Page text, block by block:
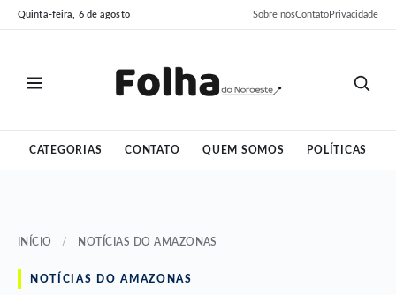
Pular
para
Pular
para
Quinta-feira, 6 de agosto Sobre nósContatoPrivacidade
CATEGORIAS CONTATO QUEM SOMOS POLÍTICAS
INÍCIO / NOTÍCIAS DO AMAZONAS
NOTÍCIAS DO AMAZONAS